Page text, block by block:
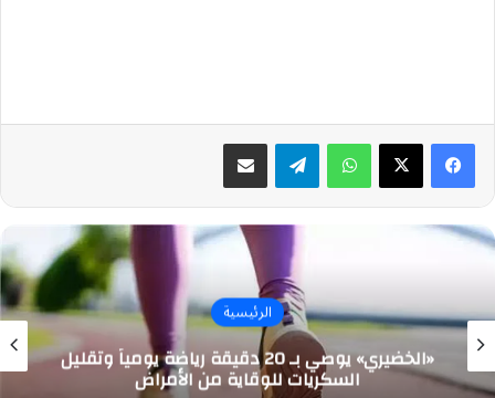
واتسابتيلقرام مشاركة عبر البريد
الرئيسية
«الخضيري» يوصي بـ 20 دقيقة رياضة يومياً وتقليل
السكريات للوقاية من الأمراض